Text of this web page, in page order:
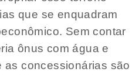
que se enquadram
Sem contar
ônus com água e
as concessionárias são